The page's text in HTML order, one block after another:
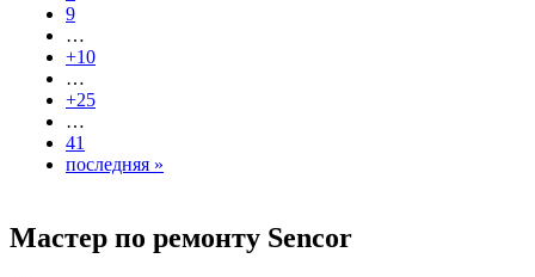
9
…
+10
…
+25
…
41
последняя »
Мастер по ремонту Sencor